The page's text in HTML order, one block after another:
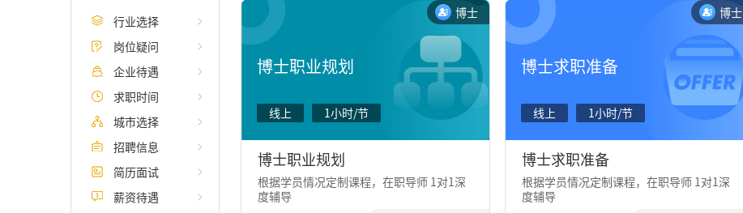
行业选择
岗位疑问
企业待遇
求职时间
城市选择
招聘信息
简历面试
薪资待遇
博士
博士职业规划
线上 1小时/节
博士职业规划
根据学员情况定制课程，在职导师 1对1深
度辅导
博士
博士求职准备
线上 1小时/节
博士求职准备
根据学员情况定制课程，在职导师 1对1深
度辅导